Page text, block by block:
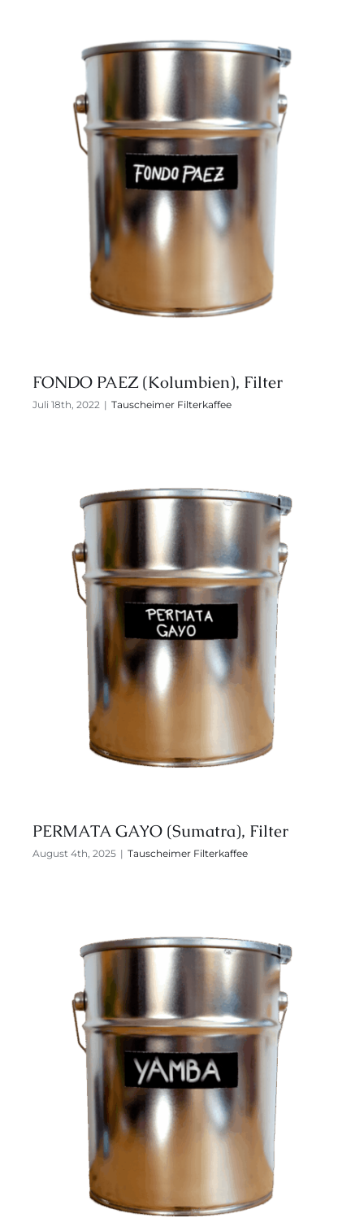
FONDO PAEZ (Kolumbien), Filter
Juli 18th, 2022 | Tauscheimer Filterkaffee
PERMATA GAYO (Sumatra), Filter
August 4th, 2025 | Tauscheimer Filterkaffee